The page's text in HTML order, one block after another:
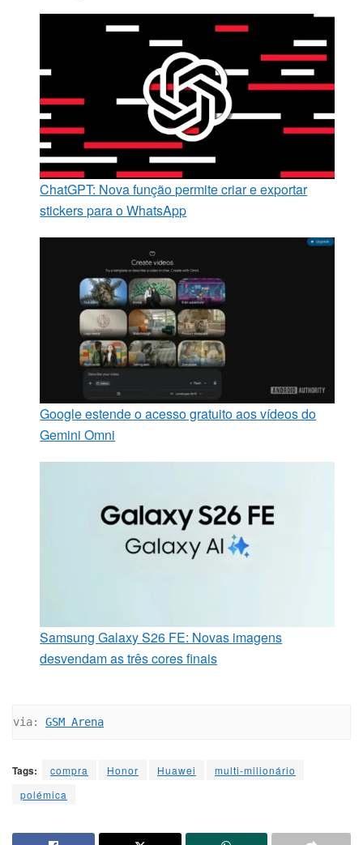
ChatGPT: Nova função permite criar e exportar
stickers para o WhatsApp
Google estende o acesso gratuito aos vídeos do
Gemini Omni
Samsung Galaxy S26 FE: Novas imagens
desvendam as três cores finais
via: GSM Arena
Tags: compra Honor Huawei
multi-milionário
polémica